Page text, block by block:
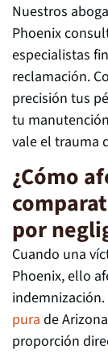
Nuestros
Phoenix
especialistas
reclamación.
precisión tus
tu
vale el trauma
¿Cómo
por
Cuando una
Phoenix, ello
pura de
proporción